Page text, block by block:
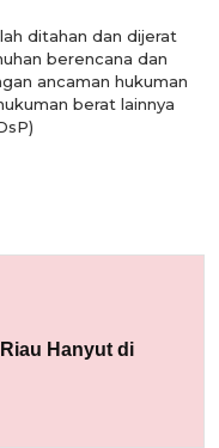
ditahan dan dijerat
berencana dan
ancaman hukuman
berat lainnya
Hanyut di